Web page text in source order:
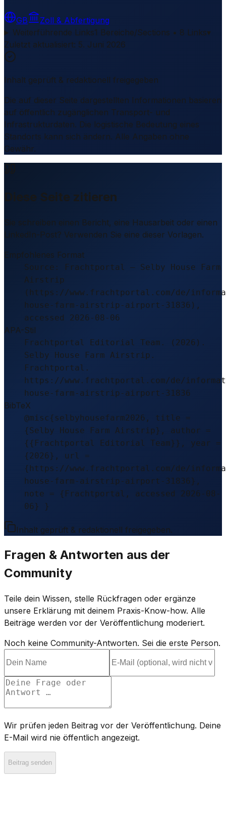
GB
Zoll & Abfertigung
Weiterführende Links1 Bereiche/Sections • 8 Links▾
Zuletzt aktualisiert: 5. Juni 2026
Inhalt geprüft & redaktionell freigegeben
Die auf dieser Seite dargestellten Informationen basieren
auf öffentlich zugänglichen Transport- und
Infrastrukturdaten. Die logistische Bedeutung eines
Standorts kann sich ändern. Alle Angaben ohne
Gewähr.
Diese Seite zitieren
Sie schreiben einen Bericht, eine Hausarbeit oder einen
LinkedIn-Post? Verwenden Sie eine dieser Vorlagen.
Empfohlenes Format
Source: Frachtportal – Selby House Farm
Airstrip
(https://www.frachtportal.com/de/
house-farm-airstrip-airport-31836),
accessed 2026-08-06
APA-Stil
Frachtportal Editorial Team. (2026).
Selby House Farm Airstrip.
Frachtportal.
https://www.frachtportal.com/de/
house-farm-airstrip-airport-31836
BibTeX
@misc{selbyhousefarm2026, title =
{Selby House Farm Airstrip}, author =
{{Frachtportal Editorial Team}}, year =
{2026}, url =
{https://www.frachtportal.com/de/
house-farm-airstrip-airport-31836},
note = {Frachtportal, accessed 2026-08-
06} }
Inhalt geprüft & redaktionell freigegeben.
Fragen & Antworten aus der
Community
Teile dein Wissen, stelle Rückfragen oder ergänze
unsere Erklärung mit deinem Praxis-Know-how. Alle
Beiträge werden vor der Veröffentlichung moderiert.
Noch keine Community-Antworten. Sei die erste Person.
Wir prüfen jeden Beitrag vor der Veröffentlichung. Deine
E-Mail wird nie öffentlich angezeigt.
Beitrag senden